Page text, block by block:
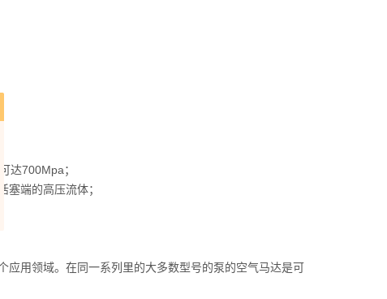
达700Mpa；
端的高压流体；
用领域。在同一系列里的大多数型号的泵的空气马达是可